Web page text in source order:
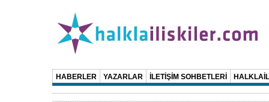
HABERLER YAZARLAR İLETİŞİM SOHBETLERİ